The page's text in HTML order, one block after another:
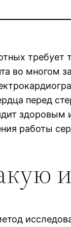
требует
во многом
перед
здоровым
работы